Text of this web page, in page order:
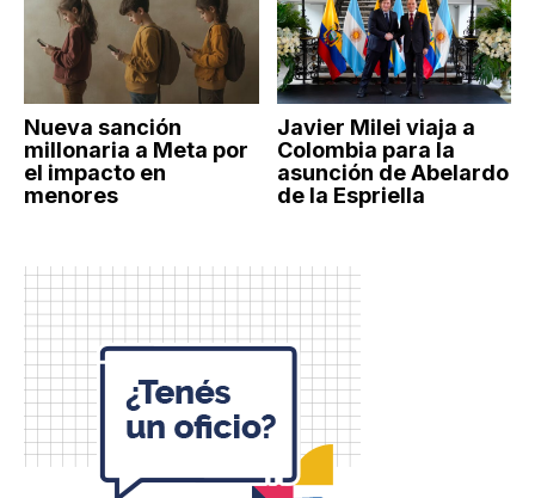
Nueva sanción
millonaria a Meta por
el impacto en
menores
Javier Milei viaja a
Colombia para la
asunción de Abelardo
de la Espriella